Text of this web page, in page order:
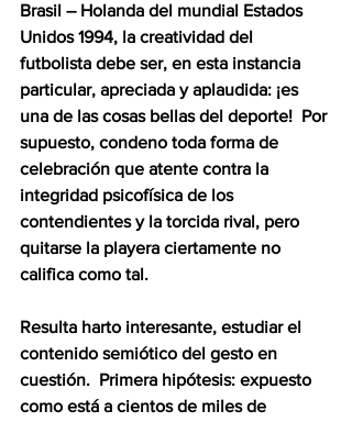
Brasil – Holanda del mundial Estados
Unidos 1994, la creatividad del
futbolista debe ser, en esta instancia
particular, apreciada y aplaudida: ¡es
una de las cosas bellas del deporte!  Por
supuesto, condeno toda forma de
celebración que atente contra la
integridad psicofísica de los
contendientes y la torcida rival, pero
quitarse la playera ciertamente no
califica como tal.
Resulta harto interesante, estudiar el
contenido semiótico del gesto en
cuestión.  Primera hipótesis: expuesto
como está a cientos de miles de